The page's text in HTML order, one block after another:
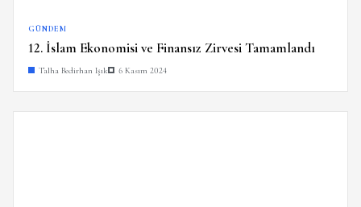
GÜNDEM
12. İslam Ekonomisi ve Finansız Zirvesi Tamamlandı
Talha Bedirhan Işık 6 Kasım 2024